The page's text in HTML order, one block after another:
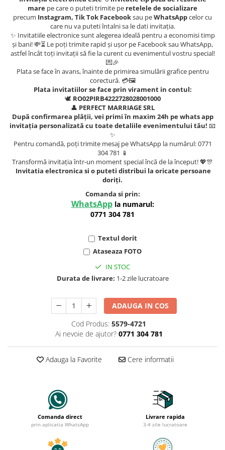
mare pe care o puteti trimite pe retelele de socializare
precum Instagram, Tik Tok Facebooksau peWhatsAppcelor cu
care nu va puteti întalni sa le dati invitația.
✨ Invitatiile electronice sunt alegerea ideală pentru a economisi timp
și bani! 💸⏳ Le poți trimite rapid și ușor pe Facebook sau WhatsApp,
astfel încât toți invitații să fie la curent cu evenimentul vostru special!
💌🎉
Plata se face în avans, înainte de primirea simulării grafice pentru
corectură. 💳🖼️
Plata invitatiilor se face prin virament in contul:
🕊️ RO02PIRB4222728028001000
👤 PERFECT MARRIAGE SRL
După confirmarea plății, vei primi în maxim 24h pe whats app
invitația personalizată cu toate detaliile evenimentului tău! 📧
✨
Pentru comandă, poți trimite mesaj pe WhatsApp la numărul: 0771
304 781 📱
Transformă invitația într-un moment special încă de la început! 💖🎊
Invitatia electronica si o puteti distribui la oricate persoane
doriți.
Comanda si prin:
WhatsApp la numarul:
0771 304 781
Textul dorit
Ataseaza FOTO
IN STOC
Durata de livrare: 1-2 zile lucratoare
ADAUGA IN COS
Cod Produs: 5579-4721
Ai nevoie de ajutor? 0771 304 781
Adauga la Favorite Cere informatii
Comanda direct
prin aplicatia WhatsApp
Livrare rapida
3-4 zile lucratoare